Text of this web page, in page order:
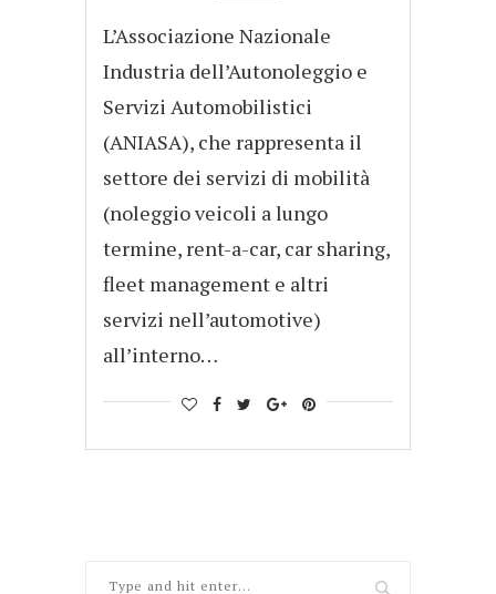
L’Associazione Nazionale
Industria dell’Autonoleggio e
Servizi Automobilistici
(ANIASA), che rappresenta il
settore dei servizi di mobilità
(noleggio veicoli a lungo
termine, rent-a-car, car sharing,
fleet management e altri
servizi nell’automotive)
all’interno…